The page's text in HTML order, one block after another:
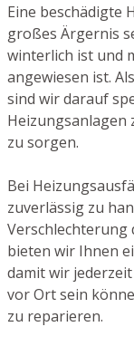
Eine beschädigte
großes Ärgernis
winterlich ist und
angewiesen ist.
sind wir darauf
Heizungsanlagen
zu sorgen.
Bei
zuverlässig zu
Verschlechterung
bieten wir Ihnen
damit wir
vor Ort sein
zu reparieren.